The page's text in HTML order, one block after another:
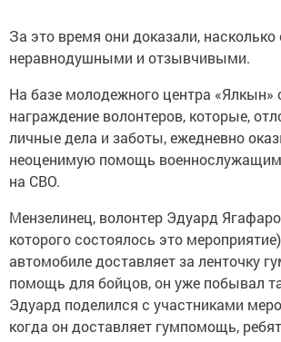
За это время они доказали,
неравнодушными и отзывчивыми.
На базе молодежного центра «Ялкын»
награждение волонтеров, которые,
личные дела и заботы, ежедневно
неоценимую помощь
на СВО.
Мензелинец, волонтер Эдуард
которого состоялось это
автомобиле доставляет за ленточку
помощь для бойцов, он уже побывал
Эдуард поделился с участниками
когда он доставляет гумпомощь,